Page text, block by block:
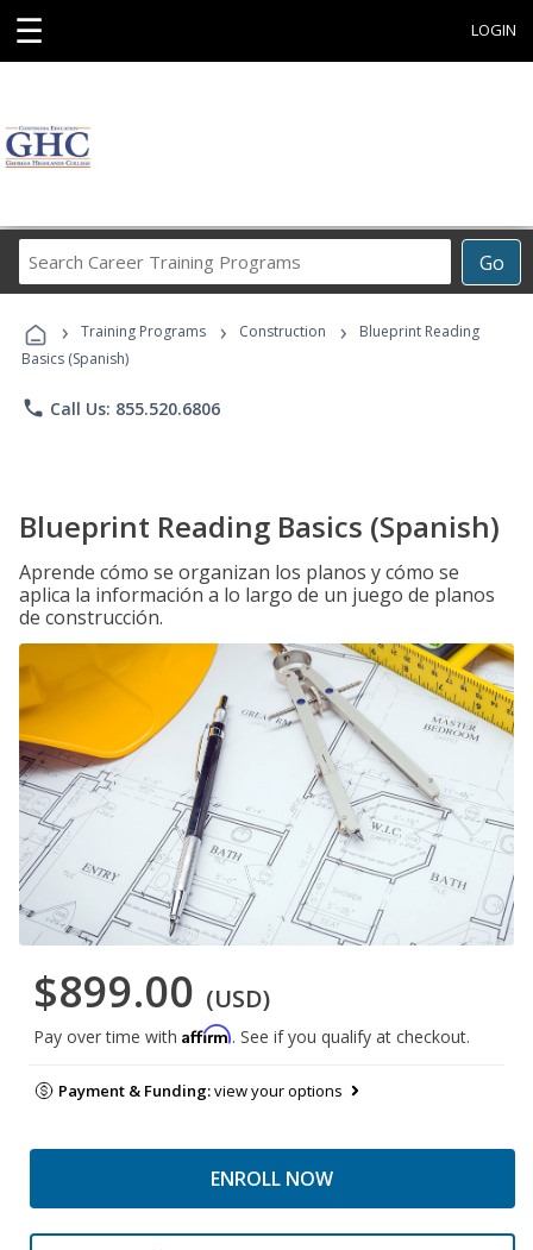
☰ LOGIN
Go
Career
Programs
› Training Programs › Construction ›
Blueprint Reading
Basics (Spanish)
phone Call Us: 855.520.6806
Blueprint Reading Basics (Spanish)
Aprende cómo se organizan los planos y cómo se
aplica la información a lo largo de un juego de planos
de construcción.
$899.00 (USD)
Pay over time with Affirm. See if you qualify at checkout.
Payment & Funding:view your options
ENROLL NOW